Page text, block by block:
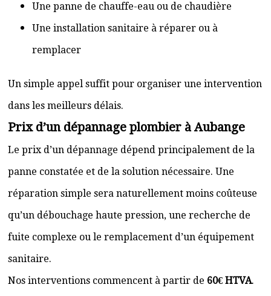
Une panne de chauffe-eau ou de chaudière
Une installation sanitaire à réparer ou à
remplacer
Un simple appel suffit pour organiser une intervention
dans les meilleurs délais.
Prix d’un dépannage plombier à Aubange
Le prix d’un dépannage dépend principalement de la
panne constatée et de la solution nécessaire. Une
réparation simple sera naturellement moins coûteuse
qu’un débouchage haute pression, une recherche de
fuite complexe ou le remplacement d’un équipement
sanitaire.
Nos interventions commencent à partir de 60€ HTVA.